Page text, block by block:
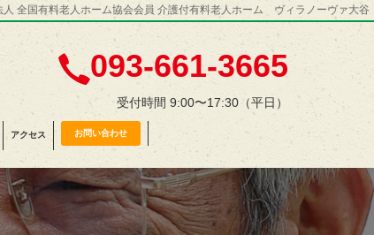
人 全国有料老人ホーム協会会員 介護付有料老人ホーム ヴィラノーヴァ大谷
093-661-3665
受付時間 9:00〜17:30（平日）
アクセス お問い合わせ